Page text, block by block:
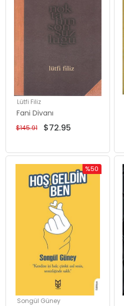
Lütfi Filiz
Fani Divanı
$72.95
$145.91
Songül Güney
%50
Rabatt